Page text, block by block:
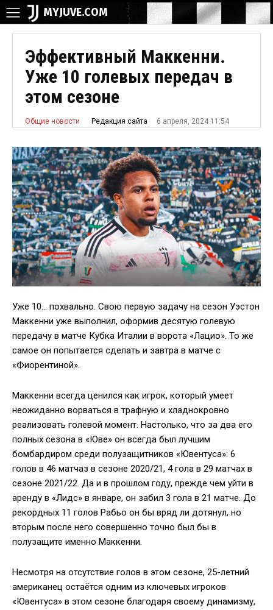
MYJUVE.COM
Эффективный Маккенни.
Уже 10 голевых передач в
этом сезоне
Общие новости Редакция сайта 6 апреля, 2024 11:54
Уже 10… похвально. Свою первую задачу на сезон Уэстон
Маккенни уже выполнил, оформив десятую голевую
передачу в матче Кубка Италии в ворота «Лацио». То же
самое он попытается сделать и завтра в матче с
«Фиорентиной».
Маккенни всегда ценился как игрок, который умеет
неожиданно ворваться в трафную и хладнокровно
реализовать голевой момент. Настолько, что за два его
полных сезона в «Юве» он всегда был лучшим
бомбардиром среди полузащитников «Ювентуса»: 6
голов в 46 матчаз в сезоне 2020/21, 4 гола в 29 матчах в
сезоне 2021/22. Да и в прошлом году, прежде чем уйти в
аренду в «Лидс» в январе, он забил 3 гола в 21 матче. До
рекордных 11 голов Рабьо он бы вряд ли дотянул, но
вторым после него совершенно точно был бы в
полузащите именно Маккенни.
Несмотря на отсутствие голов в этом сезоне, 25-летний
американец остаётся одним из ключевых игроков
«Ювентуса» в этом сезоне благодаря своему динамизму,